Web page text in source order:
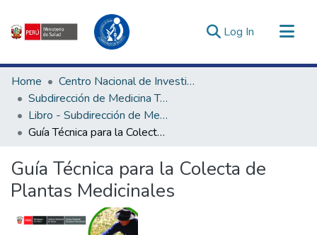
Log In (current)
Communities & Collections
All of DSpace
Statistics
Estadísticas Externas
Enlaces de interés ▾
Home
Centro Nacional de Investigación Social e Interculturalidad en Salud
Subdirección de Medicina Tradicional, Interculturalidad e Investigación Social en Salud
Libro - Subdirección de Medicina Tradicional, Interculturalidad e Investigación Social en Salud
Guía Técnica para la Colecta de Plantas Medicinales
Guía Técnica para la Colecta de
Plantas Medicinales